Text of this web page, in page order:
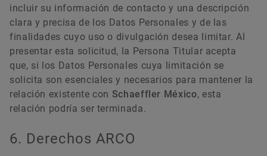
incluir su información de contacto y una descripción
clara y precisa de los Datos Personales y de las
finalidades cuyo uso o divulgación desea limitar. Al
presentar esta solicitud, la Persona Titular acepta
que, si los Datos Personales cuya limitación se
solicita son esenciales y necesarios para mantener la
relación existente con Schaeffler México, esta
relación podría ser terminada.
6. Derechos ARCO